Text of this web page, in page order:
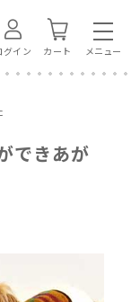
グイン カート
できあが